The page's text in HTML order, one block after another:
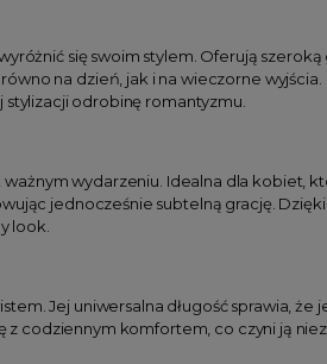
się swoim stylem. Oferują
na dzień, jak i na wieczorne wyjścia.
odrobinę romantyzmu.
wydarzeniu. Idealna dla kobiet,
jednocześnie subtelną grację.
look.
Jej uniwersalna długość sprawia, że
z codziennym komfortem, co czyni ją